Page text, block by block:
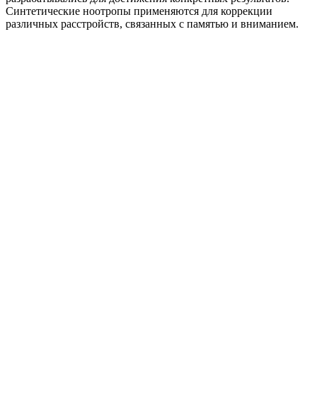
Синтетические ноотропы применяются для коррекции
различных расстройств, связанных с памятью и вниманием.